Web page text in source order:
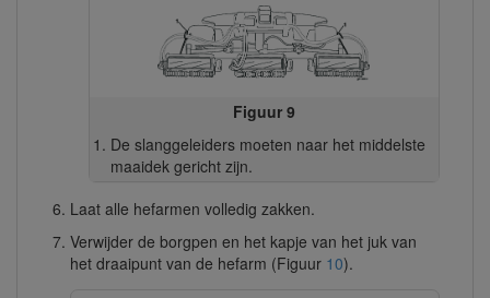
Figuur 9
De slanggeleiders moeten naar het middelste
maaidek gericht zijn.
Laat alle hefarmen volledig zakken.
Verwijder de borgpen en het kapje van het juk van
het draaipunt van de hefarm (Figuur 10).